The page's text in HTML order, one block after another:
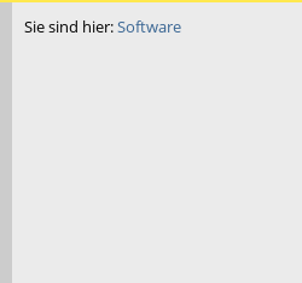
Sie sind hier:Software